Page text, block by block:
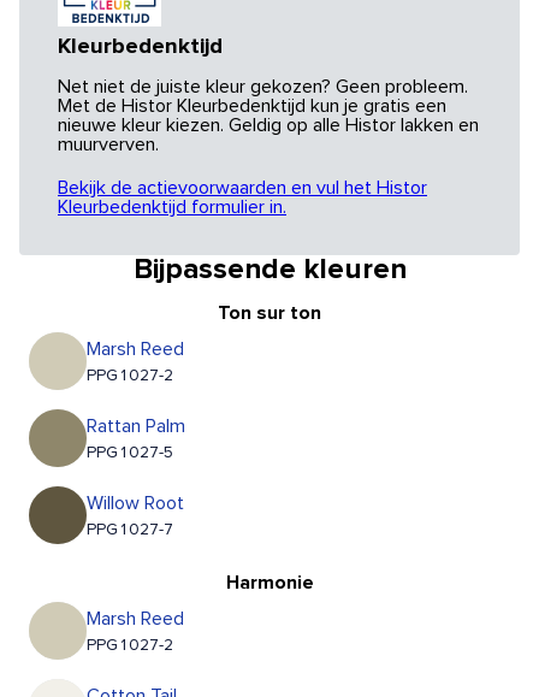
Kleurbedenktijd
Net niet de juiste kleur gekozen? Geen probleem.
Met de Histor Kleurbedenktijd kun je gratis een
nieuwe kleur kiezen. Geldig op alle Histor lakken en
muurverven.
Bekijk de actievoorwaarden en vul het Histor
Kleurbedenktijd formulier in.
Bijpassende kleuren
Ton sur ton
Marsh Reed
PPG1027-2
Rattan Palm
PPG1027-5
Willow Root
PPG1027-7
Harmonie
Marsh Reed
PPG1027-2